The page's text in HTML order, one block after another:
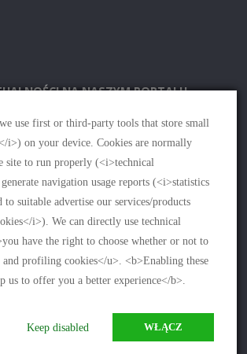
cookies w celu optymalizacji naszej
serwisów.
Polityka plików cookies
Dismiss
NA NASZYM PORTALU
PRZEkarpacie Wykonaniestrony www Agencja
|| Polityka prywatności
use first or third-party tools that store small
i>) on your device. Cookies are normally
site to run properly (<i>technical
navigation usage reports (<i>statistics
to suitable advertise our services/products
i>). We can directly use technical
have the right to choose whether or not to
and profiling cookies</u>. <b>Enabling these
us to offer you a better experience</b>.
WŁĄCZ
Keep disabled